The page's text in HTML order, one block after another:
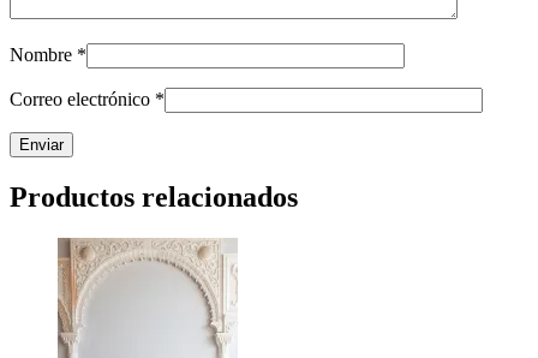
Nombre *
Correo electrónico *
Productos relacionados